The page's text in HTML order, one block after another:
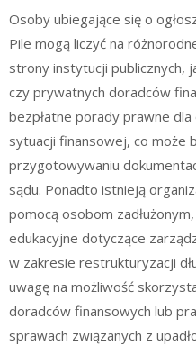
Osoby ubiegające się o
Pile mogą liczyć na
strony instytucji publicznych,
czy prywatnych doradców
bezpłatne porady prawne
sytuacji finansowej, co może
przygotowywaniu
sądu. Ponadto istnieją
pomocą osobom
edukacyjne dotyczące
w zakresie restrukturyzacji
uwagę na możliwość
doradców finansowych lub
sprawach związanych z